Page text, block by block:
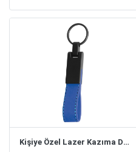
Kişiye Özel Lazer Kazıma Deri Lacivert Anahtarlık